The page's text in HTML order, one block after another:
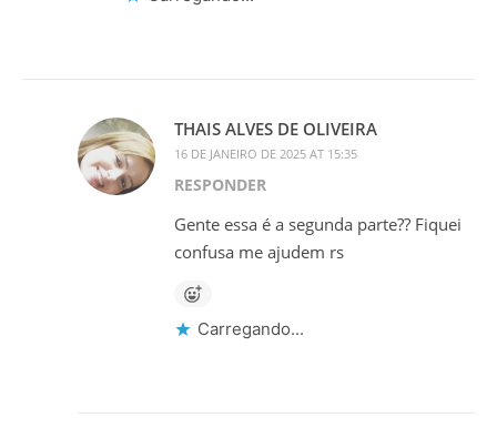
THAIS ALVES DE OLIVEIRA
16 DE JANEIRO DE 2025 AT 15:35
RESPONDER
Gente essa é a segunda parte?? Fiquei
confusa me ajudem rs
Carregando...